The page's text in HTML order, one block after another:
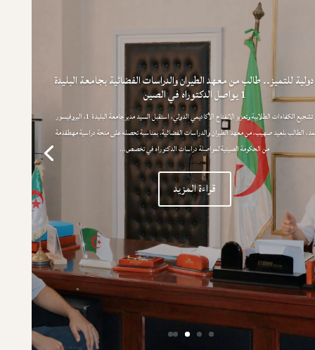
للتميز.. طالب من معهد الطيران والدراسات الفضائية بجامعة البليدة
1 يواصل الدكتوراه في الصين
في إطار تشجيع الكفاءات الطلابية وتعزيز الانفتاح الأكاديمي الدولي، استقبل السيد مدير جامعة البليدة 1، البروفيسور
الطالب بلعيد صهيب، من معهد الطيران والدراسات الفضائية، بمناسبة تحصله على منحة دراسية مهطقدمة
من الحكومة الصينية لمواصلة دراسات الدكتوراه في تخصص...
قراءة المزيد